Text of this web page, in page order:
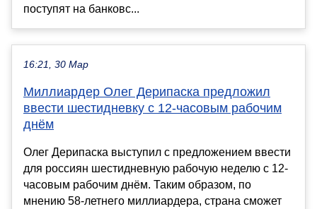
поступят на банковс...
16:21, 30 Мар
Миллиардер Олег Дерипаска предложил
ввести шестидневку с 12-часовым рабочим
днём
Олег Дерипаска выступил с предложением ввести
для россиян шестидневную рабочую неделю с 12-
часовым рабочим днём. Таким образом, по
мнению 58-летнего миллиардера, страна сможет